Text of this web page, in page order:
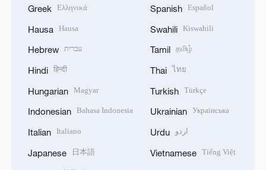
Greek Ελληνικά
Hausa Hausa
Hebrew עברית
Hindi हिन्दी
Hungarian Magyar
Indonesian Bahasa Indonesia
Italian Italiano
Japanese 日本語
Spanish Español
Swahili Kiswahili
Tamil தமிழ்
Thai ไทย
Turkish Türkçe
Ukrainian Українська
Urdu اردو
Vietnamese Tiếng Việt